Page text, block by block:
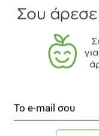
Scott H. Sicherer
Allergy. J Allergy
Sicherer SH,
Prevalence of
determined by
Rona RJ, Keil T,
food allergy: a